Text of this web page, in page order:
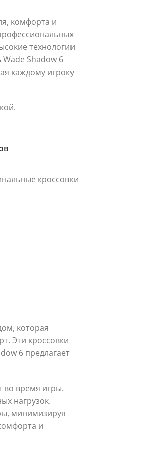
комфорта и
технологии
Shadow 6
каждому игроку
кроссовки
которая
Эти кроссовки
6 предлагает
во время игры.
нагрузок.
минимизируя
и